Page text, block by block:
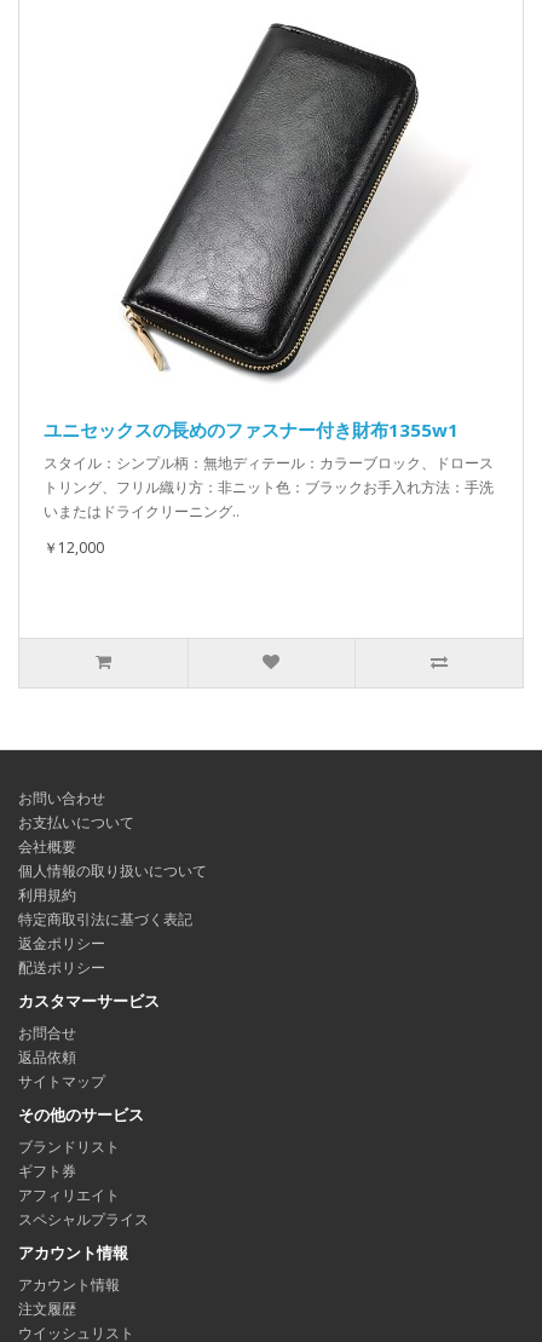
ユニセックスの長めのファスナー付き財布1355w1
スタイル：シンプル柄：無地ディテール：カラーブロック、ドロース
トリング、フリル織り方：非ニット色：ブラックお手入れ方法：手洗
いまたはドライクリーニング..
￥12,000
お問い合わせ
お支払いについて
会社概要
個人情報の取り扱いについて
利用規約
特定商取引法に基づく表記
返金ポリシー
配送ポリシー
カスタマーサービス
お問合せ
返品依頼
サイトマップ
その他のサービス
ブランドリスト
ギフト券
アフィリエイト
スペシャルプライス
アカウント情報
アカウント情報
注文履歴
ウイッシュリスト